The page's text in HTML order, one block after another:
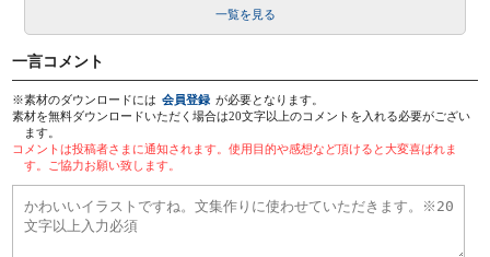
一覧を見る
一言コメント
※素材のダウンロードには 会員登録 が必要となります。
素材を無料ダウンロードいただく場合は20文字以上のコメントを入れる必要がござい
ます。
コメントは投稿者さまに通知されます。使用目的や感想など頂けると大変喜ばれま
す。ご協力お願い致します。